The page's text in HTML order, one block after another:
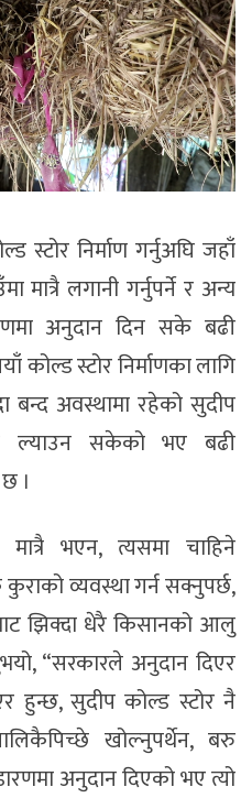
स्टोर निर्माण गर्नुअघि जहाँ
मात्रै लगानी गर्नुपर्ने र अन्य
अनुदान दिन सके बढी
कोल्ड स्टोर निर्माणका लागि
बन्द अवस्थामा रहेको सुदीप
ल्याउन सकेको भए बढी
।
भएन, त्यसमा चाहिने
कुराको व्यवस्था गर्न सक्नुपर्छ,
झिक्दा धेरै किसानको आलु
“सरकारले अनुदान दिएर
हुन्छ, सुदीप कोल्ड स्टोर नै
खोल्नुपर्थेन, बरु
अनुदान दिएको भए त्यो